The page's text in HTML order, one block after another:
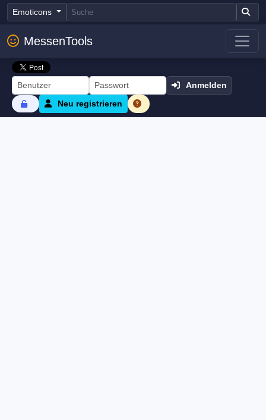
Emoticons
MessenTools
Anmelden
Neu registrieren